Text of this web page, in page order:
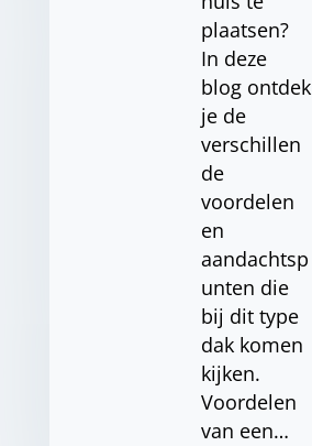
plaatsen?
In deze
blog ontdek
je de
verschillen
de
voordelen
en
aandachtsp
unten die
bij dit type
dak komen
kijken.
Voordelen
van een…